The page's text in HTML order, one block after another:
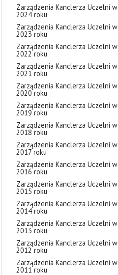
Zarządzenia Kanclerza Uczelni w
2024 roku
Zarządzenia Kanclerza Uczelni w
2023 roku
Zarządzenia Kanclerza Uczelni w
2022 roku
Zarządzenia Kanclerza Uczelni w
2021 roku
Zarządzenia Kanclerza Uczelni w
2020 roku
Zarządzenia Kanclerza Uczelni w
2019 roku
Zarządzenia Kanclerza Uczelni w
2018 roku
Zarządzenia Kanclerza Uczelni w
2017 roku
Zarządzenia Kanclerza Uczelni w
2016 roku
Zarządzenia Kanclerza Uczelni w
2015 roku
Zarządzenia Kanclerza Uczelni w
2014 roku
Zarządzenia Kanclerza Uczelni w
2013 roku
Zarządzenia Kanclerza Uczelni w
2012 roku
Zarządzenia Kanclerza Uczelni w
2011 roku